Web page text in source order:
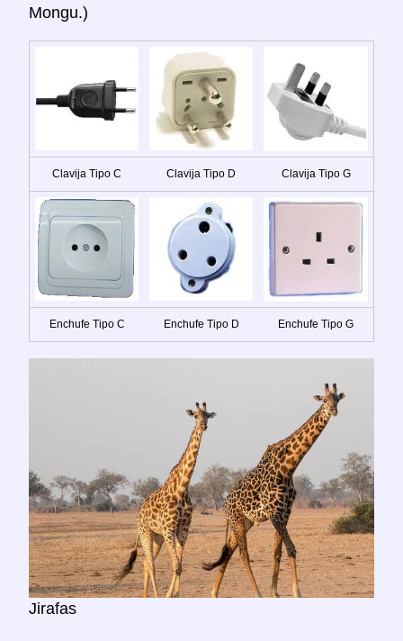
Mongu.)
Clavija Tipo C Clavija Tipo D Clavija Tipo G
Enchufe Tipo C Enchufe Tipo D Enchufe Tipo G
Jirafas